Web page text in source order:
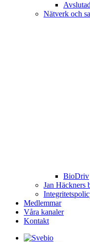
Nätverk och
BioDriv
Jan Häckners
Medlemmar
Våra kanaler
Kontakt